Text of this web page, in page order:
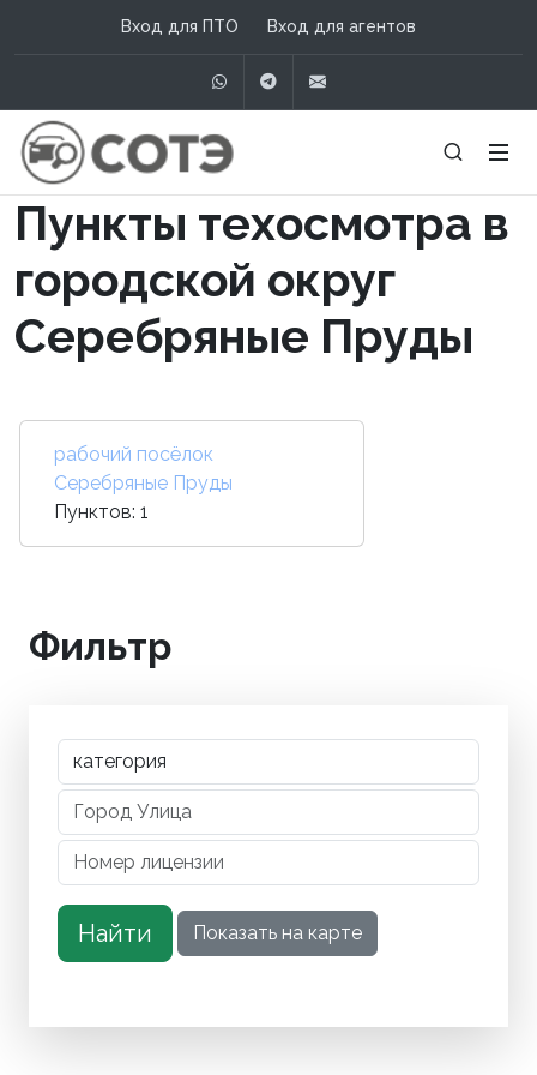
Вход для ПТО Вход для агентов
WhatsAppTelegram
Пункты техосмотра в
городской округ
Серебряные Пруды
рабочий посёлок
Серебряные Пруды
Пунктов: 1
Фильтр